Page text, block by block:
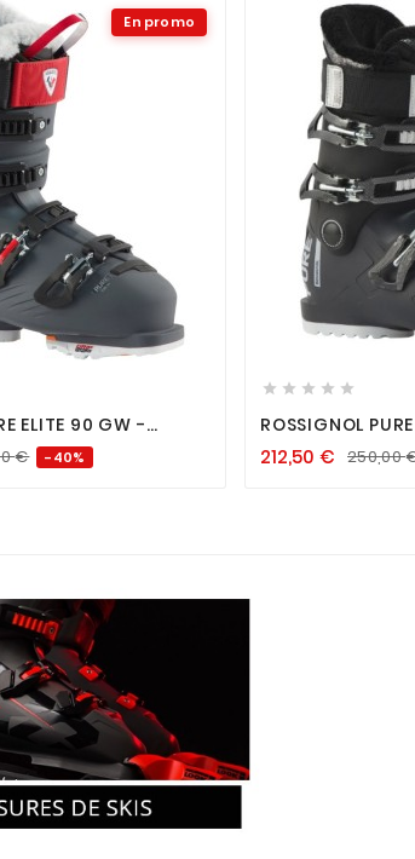
En promo

ELITE 90 GW -
€ -40%

    
ROSSIGNOL
212,50€ 250,00